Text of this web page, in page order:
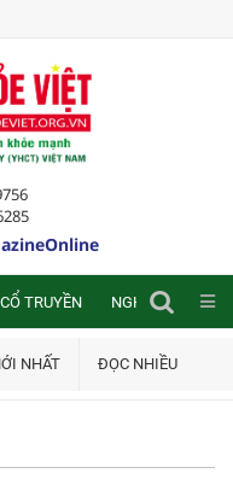
TRUYỀN NGHIÊN CỨU
NHẤT ĐỌC NHIỀU